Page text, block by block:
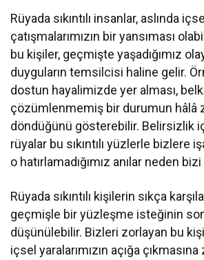
Rüyada sıkıntılı insanlar, aslında içsel
çatışmalarımızın bir yansıması
bu kişiler, geçmişte yaşadığımız
duyguların temsilcisi haline gelir.
dostun hayalimizde yer alması,
çözümlenmemiş bir durumun hâlâ
döndüğünü gösterebilir. Belirsizlik
rüyalar bu sıkıntılı yüzlerle bizlere
o hatırlamadığımız anılar neden
Rüyada sıkıntılı kişilerin sıkça
geçmişle bir yüzleşme isteğinin
düşünülebilir. Bizleri zorlayan bu
içsel yaralarımızın açığa